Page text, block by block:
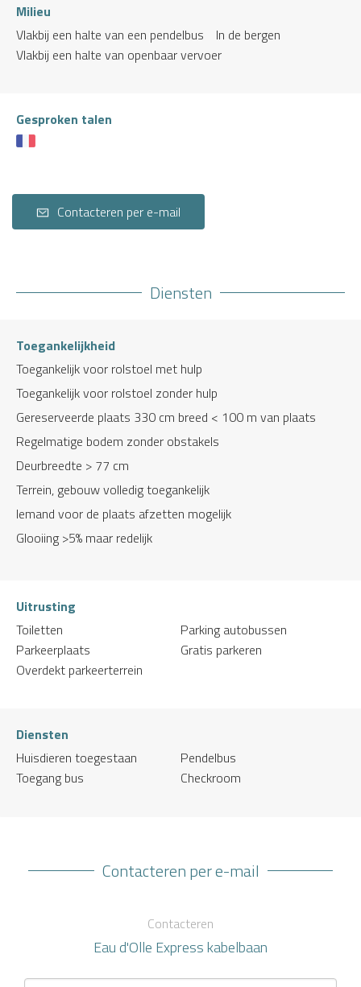
Milieu
Vlakbij een halte van een pendelbus
In de bergen
Vlakbij een halte van openbaar vervoer
Gesproken talen
Contacteren per e-mail
Diensten
Toegankelijkheid
Toegankelijk voor rolstoel met hulp
Toegankelijk voor rolstoel zonder hulp
Gereserveerde plaats 330 cm breed < 100 m van plaats
Regelmatige bodem zonder obstakels
Deurbreedte > 77 cm
Terrein, gebouw volledig toegankelijk
Iemand voor de plaats afzetten mogelijk
Glooiing >5% maar redelijk
Uitrusting
Toiletten
Parkeerplaats
Overdekt parkeerterrein
Parking autobussen
Gratis parkeren
Diensten
Huisdieren toegestaan
Toegang bus
Pendelbus
Checkroom
Contacteren per e-mail
Contacteren
Eau d'Olle Express kabelbaan